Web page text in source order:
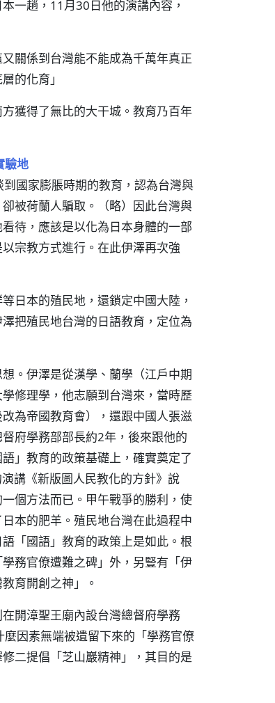
一趟，11月30日他的演講內容，
關係到台灣能不能成為千萬年真正
的化育」
獲得了無比的大干城。教育乃百年
驗地
國家膨脹時期的教育，認為台灣與
被荷蘭人騙取。（略）因此台灣與
待，應該是以化為日本身體的一部
宗教方式進行。在此伊澤再次強
日本的殖民地，還鎖定中國大陸，
把殖民地台灣的日語教育，定位為
。伊澤是從漢學、蘭學（江戶中期
修理學，他志願到台灣來，當時歷
為帝國教育會），還跟中國人張滋
府學務部部長約2年，後來跟他的
」教育的政策基礎上，確實奠定了
講《新版圖人民教化的方針》說
個方法而已。甲午戰爭的勝利，使
本的肥羊。殖民地台灣在此過程中
「國語」教育的政策上是如此。根
務官僚遭難之碑」外，另豎有「伊
育開創之神」。
開漳聖王廟內設台灣總督府學務
因素無端被遺留下來的「學務官僚
二提倡「芝山巖精神」，其目的是